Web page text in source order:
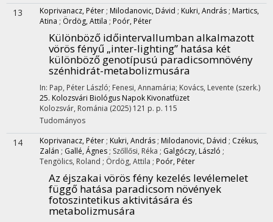
13 Koprivanacz, Péter ; Milodanovic, Dávid ; Kukri, András ; Martics,
Atina ; Ördög, Attila ; Poór, Péter
Különböző időintervallumban alkalmazott
vörös fényű „inter-lighting” hatása két
különböző genotípusú paradicsomnövény
szénhidrát-metabolizmusára
In: Pap, Péter László; Fenesi, Annamária; Kovács, Levente (szerk.)
25. Kolozsvári Biológus Napok Kivonatfüzet
Kolozsvár, Románia (2025) 121 p. p. 115
Tudományos
14 Koprivanacz, Péter ; Kukri, András ; Milodanovic, Dávid ; Czékus,
Zalán ; Gallé, Ágnes ; Szőllősi, Réka ; Galgóczy, László ;
Tengölics, Roland ; Ördög, Attila ; Poór, Péter
Az éjszakai vörös fény kezelés levélemelet
függő hatása paradicsom növények
fotoszintetikus aktivitására és
metabolizmusára